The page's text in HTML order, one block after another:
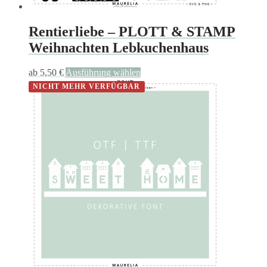
Rentierliebe – PLOTT & STAMP
Weihnachten Lebkuchenhaus
ab 5,50 €Ausführung wählen
Produkt
weist
Optionen
können
auf
der
Produktseite
werden
NICHT MEHR VERFÜGBAR